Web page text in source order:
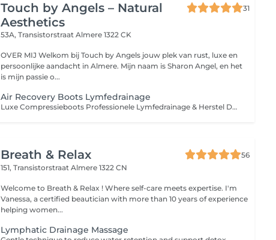
Touch by Angels – Natural
Aesthetics
31
53A, TransistorstraatAlmere 1322 CK
OVER MIJ Welkom bij Touch by Angels jouw plek van rust, luxe en
persoonlijke aandacht in Almere. Mijn naam is Sharon Angel, en het
is mijn passie o...
Air Recovery Boots Lymfedrainage
Luxe Compressieboots Professionele Lymfedrainage & Herstel Deze luxe compressieboots zijn gebaseerd op geavanceerde lymfedrainage- en pressotherapie-technieken, zoals toegepast in de sport- en herstelbranche. Door middel van gecontroleerde, ritmische luchtdruk wordt de bloedsomloop gestimuleerd en wordt de natuurlijke afvoer van vocht ondersteund. De behandeling ondersteunt bij: Het verminderen van vochtophoping (oedeem) In combinatie met Neocare Elite / Care+ kan dit het resultaat verder versterken. Het verlichten van zware, vermoeide benen Het ondersteunen van spierherstel na intensieve training Het bevorderen van ontspanning en algemeen comfort Voor wie geschikt? Ideaal voor: Sporters Mensen met een staand of zittend beroep Cliënten met neiging tot vochtretentie Iedereen die zijn benen een effectief herstelmoment wil geven
Breath & Relax
56
151, TransistorstraatAlmere 1322 CN
Welcome to Breath & Relax ! Where self-care meets expertise. I'm
Vanessa, a certified beautician with more than 10 years of experience
helping women...
Lymphatic Drainage Massage